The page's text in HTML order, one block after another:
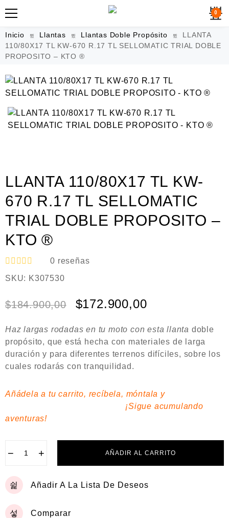
0
Inicio Llantas Llantas Doble Propósito
LLANTA
110/80X17 TL KW-670 R.17 TL SELLOMATIC TRIAL DOBLE
PROPOSITO – KTO ®
LLANTA 110/80X17 TL KW-
670 R.17 TL SELLOMATIC
TRIAL DOBLE PROPOSITO –
KTO ®
V
a
r
o
e
n
0
d
0 reseñas
SKU: K307530
$184.900,00 $172.900,00
Haz largas rodadas en tu moto con esta llanta doble
propósito, que está hecha con materiales de larga
duración y para diferentes terrenos difíciles, sobre los
cuales rodarás con tranquilidad.
Añádela a tu carrito, recíbela, móntala y
¡Sigue acumulando
aventuras!
− + AÑADIR AL CARRITO
Añadir A La Lista De Deseos
Comparar